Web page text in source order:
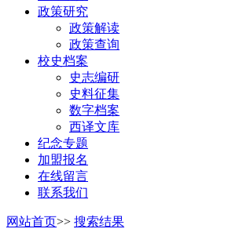
政策研究
政策解读
政策查询
校史档案
史志编研
史料征集
数字档案
西译文库
纪念专题
加盟报名
在线留言
联系我们
网站首页>> 搜索结果